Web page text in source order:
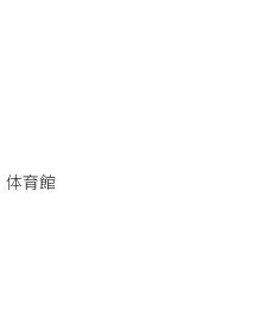
体育館